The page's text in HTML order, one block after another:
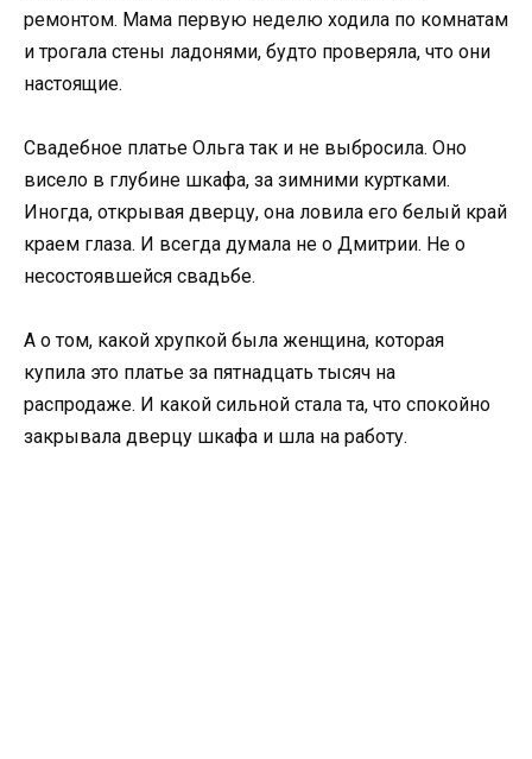
ремонтом. Мама первую неделю ходила по комнатам
и трогала стены ладонями, будто проверяла, что они
настоящие.
Свадебное платье Ольга так и не выбросила. Оно
висело в глубине шкафа, за зимними куртками.
Иногда, открывая дверцу, она ловила его белый край
краем глаза. И всегда думала не о Дмитрии. Не о
несостоявшейся свадьбе.
А о том, какой хрупкой была женщина, которая
купила это платье за пятнадцать тысяч на
распродаже. И какой сильной стала та, что спокойно
закрывала дверцу шкафа и шла на работу.